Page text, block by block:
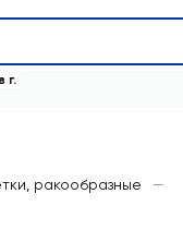
г.
ракообразные
—